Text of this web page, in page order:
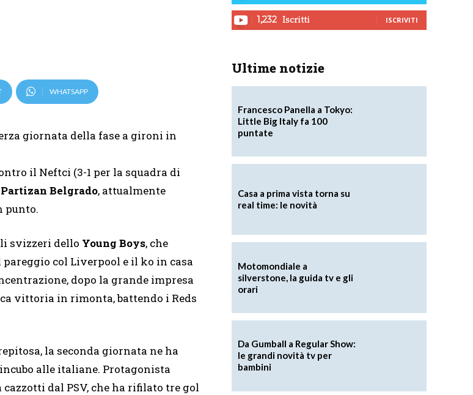
WHATSAPP
giornata della fase a gironi in
il Neftci (3-1 per la squadra di
Partizan Belgrado, attualmente
punto.
svizzeri dello Young Boys, che
pareggio col Liverpool e il ko in casa
dopo la grande impresa
vittoria in rimonta, battendo i Reds
la seconda giornata ne ha
alle italiane. Protagonista
cazzotti dal PSV, che ha rifilato tre gol
1,232 Iscritti ISCRIVITI
Ultime notizie
Francesco Panella a Tokyo:
Little Big Italy fa 100
puntate
Casa a prima vista torna su
real time: le novità
Motomondiale a
silverstone, la guida tv e gli
orari
Da Gumball a Regular Show:
le grandi novità tv per
bambini